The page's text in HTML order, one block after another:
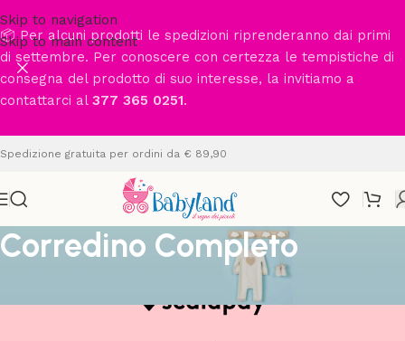
Skip to navigation
Skip to main content
📦 Per alcuni prodotti le spedizioni riprenderanno dai primi
di settembre. Per conoscere con certezza le tempistiche di
consegna del prodotto di suo interesse, la invitiamo a
contattarci al 377 365 0251.
Spedizione gratuita per ordini da € 89,90
Corredino Completo